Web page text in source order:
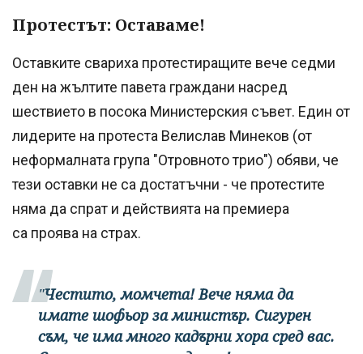
Протестът: Оставаме!
Оставките свариха протестиращите вече седми
ден на жълтите павета граждани насред
шествието в посока Министерския съвет. Един от
лидерите на протеста Велислав Минеков (от
неформалната група "Отровното трио") обяви, че
тези оставки не са достатъчни - че протестите
няма да спрат и действията на премиера
са проява на страх.
"Честито, момчета! Вече няма да
имате шофьор за министър. Сигурен
съм, че има много кадърни хора сред вас.